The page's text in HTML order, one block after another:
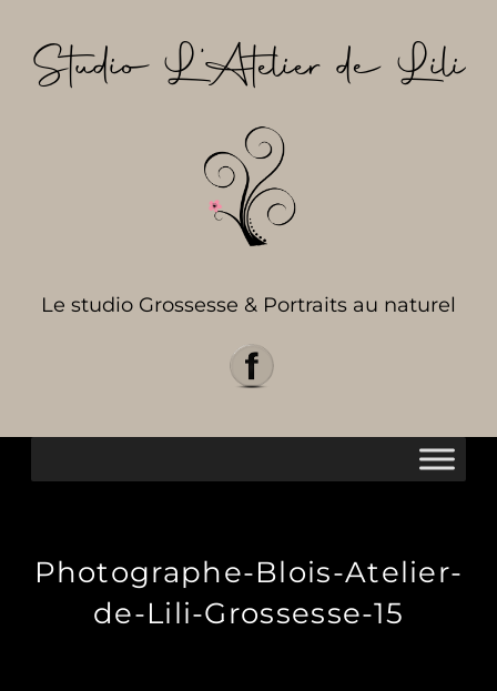
contenu
Studio L’Atelier de Lili
Le studio Grossesse & Portraits au naturel
Photographe-Blois-Atelier-
de-Lili-Grossesse-15